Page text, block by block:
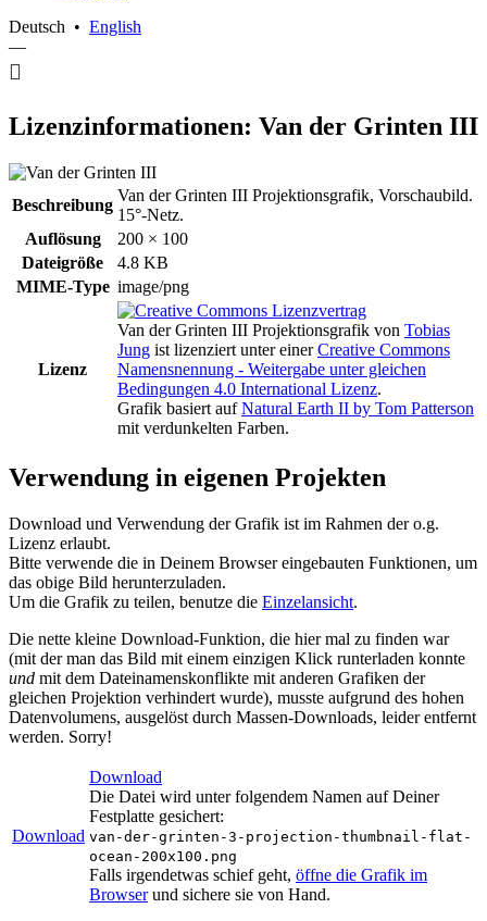
Deutsch • English
—
Lizenzinformationen: Van der Grinten III
Beschreibung
Van der Grinten III Projektionsgrafik, Vorschaubild.
15°-Netz.
Auflösung
200 × 100
Dateigröße
4.8 KB
MIME-Type image/png
Lizenz
Van der Grinten III Projektionsgrafik von Tobias
Jung ist lizenziert unter einerCreative Commons
Namensnennung - Weitergabe unter gleichen
Bedingungen 4.0 International Lizenz.
Grafik basiert aufNatural Earth II by Tom Patterson
mit verdunkelten Farben.
Verwendung in eigenen Projekten
Download und Verwendung der Grafik ist im Rahmen der o.g.
Lizenz erlaubt.
Bitte verwende die in Deinem Browser eingebauten Funktionen, um
das obige Bild herunterzuladen.
Um die Grafik zu teilen, benutze die Einzelansicht.
Die nette kleine Download-Funktion, die hier mal zu finden war
(mit der man das Bild mit einem einzigen Klick runterladen konnte
und mit dem Dateinamenskonflikte mit anderen Grafiken der
gleichen Projektion verhindert wurde), musste aufgrund des hohen
Datenvolumens, ausgelöst durch Massen-Downloads, leider entfernt
werden. Sorry!
Download
Download
Die Datei wird unter folgendem Namen auf Deiner
Festplatte gesichert:
van-der-grinten-3-projection-thumbnail-flat-
ocean-200x100.png
Falls irgendetwas schief geht, öffne die Grafik im
Browserund sichere sie von Hand.